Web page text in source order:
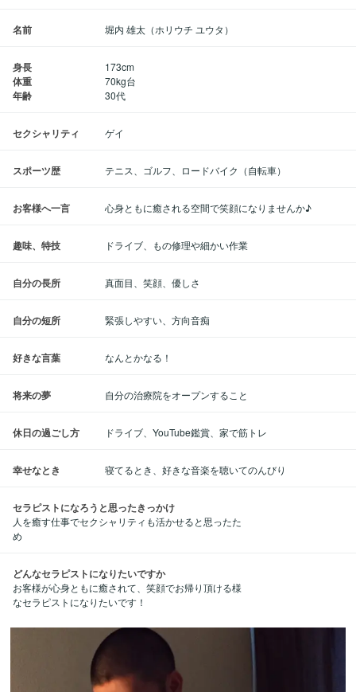
名前 堀内 雄太（ホリウチ ユウタ）
身長
体重
年齢
173cm
70kg台
30代
セクシャリティ ゲイ
スポーツ歴 テニス、ゴルフ、ロードバイク（自転車）
お客様へ一言 心身ともに癒される空間で笑顔になりませんか♪
趣味、特技 ドライブ、もの修理や細かい作業
自分の長所 真面目、笑顔、優しさ
自分の短所 緊張しやすい、方向音痴
好きな言葉 なんとかなる！
将来の夢 自分の治療院をオープンすること
休日の過ごし方 ドライブ、YouTube鑑賞、家で筋トレ
幸せなとき 寝てるとき、好きな音楽を聴いてのんびり
セラピストになろうと思ったきっかけ
人を癒す仕事でセクシャリティも活かせると思ったた
め
どんなセラピストになりたいですか
お客様が心身ともに癒されて、笑顔でお帰り頂ける様
なセラピストになりたいです！